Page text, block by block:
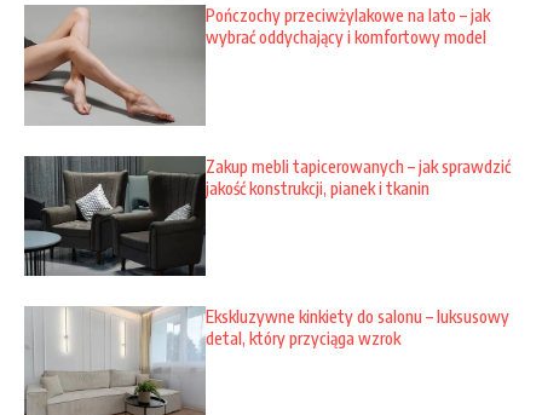
Pończochy przeciwżylakowe na lato – jak
wybrać oddychający i komfortowy model
Zakup mebli tapicerowanych – jak sprawdzić
jakość konstrukcji, pianek i tkanin
Ekskluzywne kinkiety do salonu – luksusowy
detal, który przyciąga wzrok